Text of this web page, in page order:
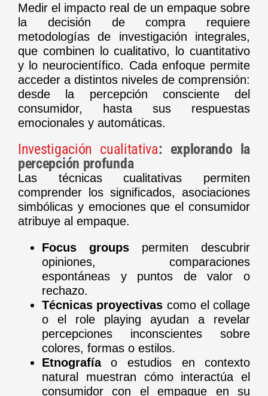
Medir el impacto real de un empaque sobre
la decisión de compra requiere
metodologías de investigación integrales,
que combinen lo cualitativo, lo cuantitativo
y lo neurocientífico. Cada enfoque permite
acceder a distintos niveles de comprensión:
desde la percepción consciente del
consumidor, hasta sus respuestas
emocionales y automáticas.
Investigación cualitativa: explorando la
percepción profunda
Las técnicas cualitativas permiten
comprender los significados, asociaciones
simbólicas y emociones que el consumidor
atribuye al empaque.
Focus groups permiten descubrir
opiniones, comparaciones
espontáneas y puntos de valor o
rechazo.
Técnicas proyectivas como el collage
o el role playing ayudan a revelar
percepciones inconscientes sobre
colores, formas o estilos.
Etnografíao estudios en contexto
natural muestran cómo interactúa el
consumidor con el empaque en su